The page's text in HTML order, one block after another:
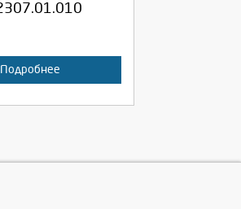
Подробнее